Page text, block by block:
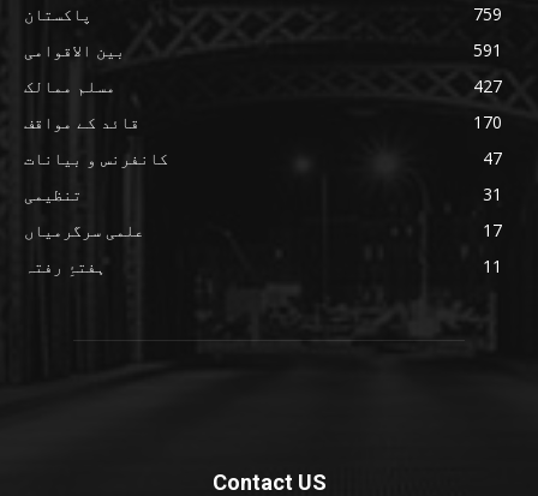
پاکستان
759
بین الاقوامی
591
مسلم ممالک
427
قائد کے مواقف
170
کانفرنس و بیانات
47
تنظیمی
31
علمی سرگرمیاں
17
ہفتۂِ رفتہ
11
Contact US